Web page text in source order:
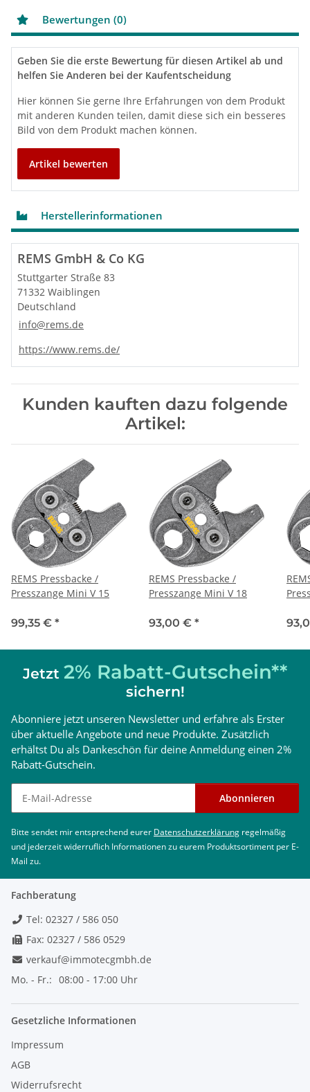
Arbeitssicherheit und Zuverlässigkeit bei. Ob für den
Einsatz auf der Baustelle oder in der Werkstatt – mit
der REMS Presszange Mini setzen Sie auf ein
leistungsstarkes, robustes und präzises
Presswerkzeug für den professionellen
Rohrleitungsbau.
Eigenschaften der Presszange
Kontur Mini V 22
Für REMS Radialpressen (mit 22 kN)
Aus ausgehärtetem, zähhartem Spezialstahl
Geringe Fertigungstoleranzen
Maschinell exakt ausgerundet
Montageanweisungen der Systemanbieter/-
hersteller lesen und beachten.
Bewertungen (0)
Geben Sie die erste Bewertung für diesen Artikel ab und
helfen Sie Anderen bei der Kaufentscheidung
Hier können Sie gerne Ihre Erfahrungen von dem Produkt
mit anderen Kunden teilen, damit diese sich ein besseres
Bild von dem Produkt machen können.
Artikel bewerten
Herstellerinformationen
REMS GmbH & Co KG
Stuttgarter Straße 83
71332 Waiblingen
Deutschland
info@rems.de
https://www.rems.de/
Kunden kauften dazu folgende
Artikel:
REMS Pressbacke /
Presszange Mini V 15
99,35 € *
REMS Pressbacke /
Presszange Mini V 18
93,00 € *
Jetzt 2% Rabatt-Gutschein**
sichern!
Abonniere jetzt unseren Newsletter und erfahre als Erster
über aktuelle Angebote und neue Produkte. Zusätzlich
erhältst Du als Dankeschön für deine Anmeldung einen 2%
Rabatt-Gutschein.
Newsletter abonnieren Abonnieren
Bitte sendet mir entsprechend eurer Datenschutzerklärung regelmäßig
und jederzeit widerruflich Informationen zu eurem Produktsortiment per E-
Mail zu.
Fachberatung
Tel: 02327 / 586 050
Fax: 02327 / 586 0529
verkauf@immotecgmbh.de
Mo. - Fr.: 08:00 - 17:00 Uhr
Gesetzliche Informationen
Impressum
AGB
Widerrufsrecht